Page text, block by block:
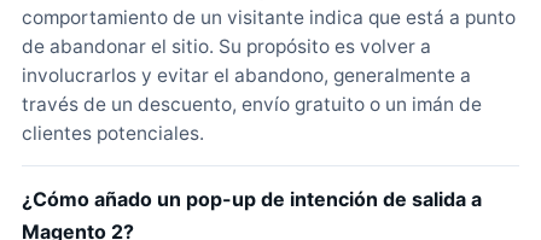
comportamiento de un visitante indica que está a punto
de abandonar el sitio. Su propósito es volver a
involucrarlos y evitar el abandono, generalmente a
través de un descuento, envío gratuito o un imán de
clientes potenciales.
¿Cómo añado un pop-up de intención de salida a
Magento 2?